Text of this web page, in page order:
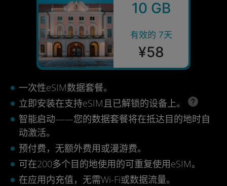
10 GB
有效的 7天
¥58
一次性eSIM数据套餐。
立即安装在支持eSIM且已解锁的设备上。
智能启动——您的数据套餐将在抵达目的地时自
动激活。
预付费，无额外费用或漫游费。
可在200多个目的地使用的可重复使用eSIM。
在应用内充值，无需Wi-Fi或数据流量。